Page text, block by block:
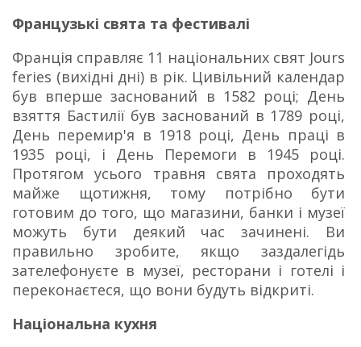
Французькі свята та фестивалі
Франція справляє 11 національних свят Jours
feries (вихідні дні) в рік. Цивільний календар
був вперше заснований в 1582 році; День
взяття Бастилії був заснований в 1789 році,
День перемир'я в 1918 році, День праці в
1935 році, і День Перемоги в 1945 році.
Протягом усього травня свята проходять
майже щотижня, тому потрібно бути
готовим до того, що магазини, банки і музеї
можуть бути деякий час зачинені. Ви
правильно зробите, якщо заздалегідь
зателефонуєте в музеї, ресторани і готелі і
переконаєтеся, що вони будуть відкриті.
Національна кухня